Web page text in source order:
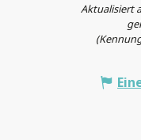
Aktualisiert